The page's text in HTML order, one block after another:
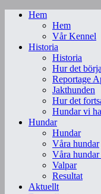
Hem
Hem
Vår Kennel
Historia
Historia
Hur det
Reportage
Jakthunden
Hur det
Hundar vi
Hundar
Hundar
Våra hundar
Våra
Valpar
Resultat
Aktuellt